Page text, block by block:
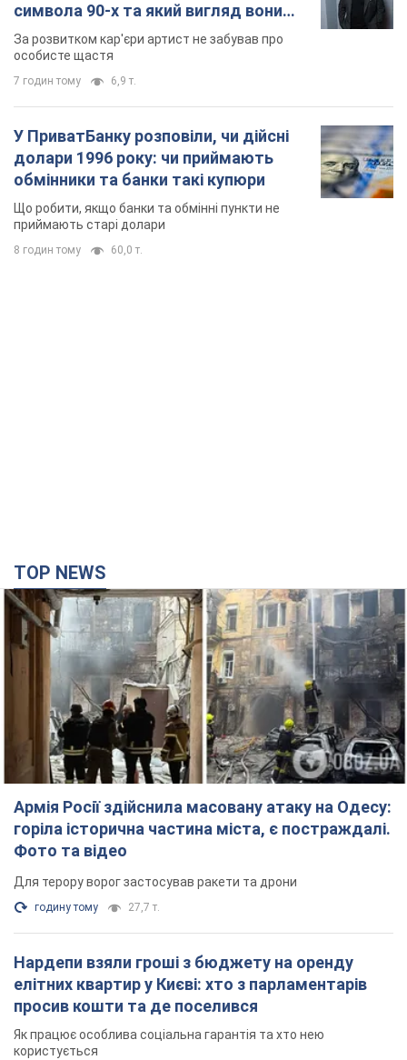
символа 90-х та який вигляд вони
мають
За розвитком кар'єри артист не забував про
особисте щастя
7 годин тому 6,9 т.
У ПриватБанку розповіли, чи дійсні
долари 1996 року: чи приймають
обмінники та банки такі купюри
Що робити, якщо банки та обмінні пункти не
приймають старі долари
8 годин тому 60,0 т.
TOP NEWS
Армія Росії здійснила масовану атаку на Одесу:
горіла історична частина міста, є постраждалі.
Фото та відео
Для терору ворог застосував ракети та дрони
годину тому 27,7 т.
Нардепи взяли гроші з бюджету на оренду
елітних квартир у Києві: хто з парламентарів
просив кошти та де поселився
Як працює особлива соціальна гарантія та хто нею
користується